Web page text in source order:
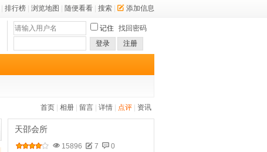
排行榜 浏览地图 随便看看 搜索 添加信息
记住 找回密码
登录
注册
首页 相册 留言 详情 点评 资讯
天邵会所
15896 7
0